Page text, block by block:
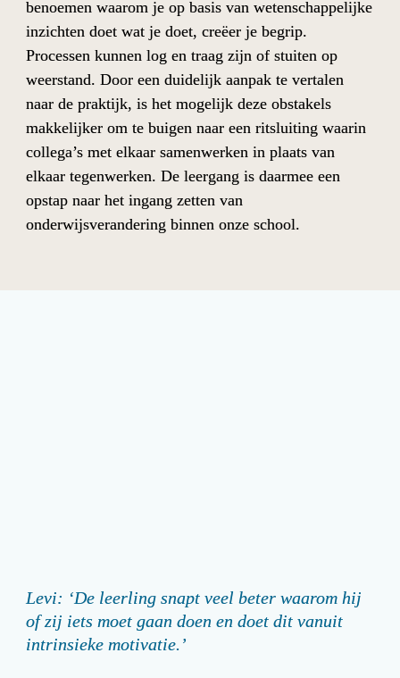
benoemen waarom je op basis van wetenschappelijke
inzichten doet wat je doet, creëer je begrip.
Processen kunnen log en traag zijn of stuiten op
weerstand. Door een duidelijk aanpak te vertalen
naar de praktijk, is het mogelijk deze obstakels
makkelijker om te buigen naar een ritsluiting waarin
collega’s met elkaar samenwerken in plaats van
elkaar tegenwerken. De leergang is daarmee een
opstap naar het ingang zetten van
onderwijsverandering binnen onze school.
Levi: ‘De leerling snapt veel beter waarom hij
of zij iets moet gaan doen en doet dit vanuit
intrinsieke motivatie.’